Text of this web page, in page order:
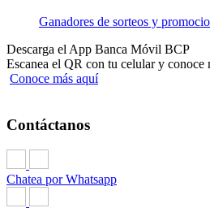
Ganadores de sorteos y
Descarga el App Banca Móvil BCP
Escanea el QR con tu celular y conoce
Conoce más aquí
Contáctanos
Chatea por Whatsapp